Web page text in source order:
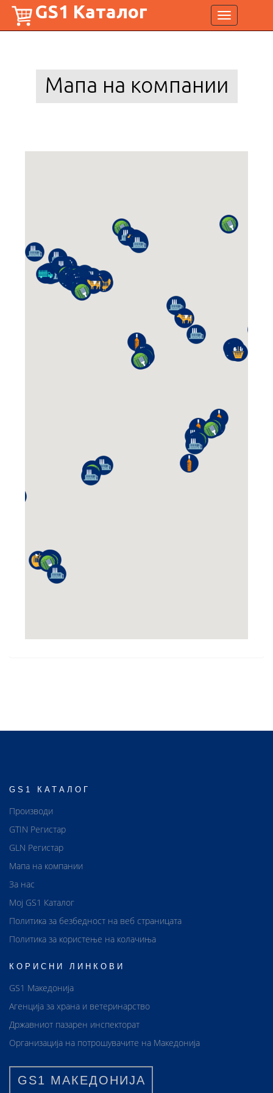
Toggle
navigation
GS1 Каталог
Мапа на компании
GS1 КАТАЛОГ
Производи
GTIN Регистар
GLN Регистар
Мапа на компании
За нас
Мој GS1 Каталог
Политика за безбедност на веб страницата
Политика за користење на колачиња
КОРИСНИ ЛИНКОВИ
GS1 Македонија
Агенција за храна и ветеринарство
Државниот пазарен инспекторат
Организација на потрошувачите на Македонија
GS1 МАКЕДОНИЈА